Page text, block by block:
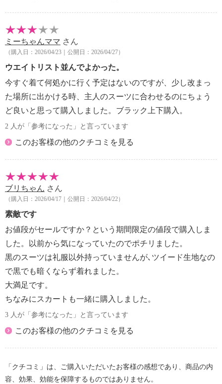
ミーちゃんママ さん
（購入日：2026/04/23｜公開日：2026/04/27）
ウエイトリスト並んでよかった。
今すぐ着て何処かに行く予定はないのですが、少し改まっ
た場所に出かける時、主人のスーツに合わせるのにちょう
ど良いと思って購入しました。ブラック上下購入。
2 人が「参考になった」と言っています
このお客様の他のクチコミを見る
ブリちゃん さん
（購入日：2026/04/17｜公開日：2026/04/22）
素敵です
お値段がセールですか？という期間限定の値段で購入しま
した。以前から気になっていたのでポチリました。
黒のスーツは礼服以外持っていませんが､ツイード生地なの
で黒でも暗くならず着れました。
大満足です。
ちなみにスカートも一緒に購入しました。
3 人が「参考になった」と言っています
このお客様の他のクチコミを見る
「クチコミ」は、ご購入いただいたお客様の感想であり、商品の内
容、効果、効能を保障するものではありません。